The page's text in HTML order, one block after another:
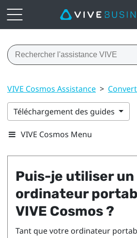
VIVE Cosmos Assistance >
Téléchargement des guides
VIVE Cosmos Menu
Puis-je utiliser un
ordinateur
VIVE Cosmos?
Tant que votre ordinateur